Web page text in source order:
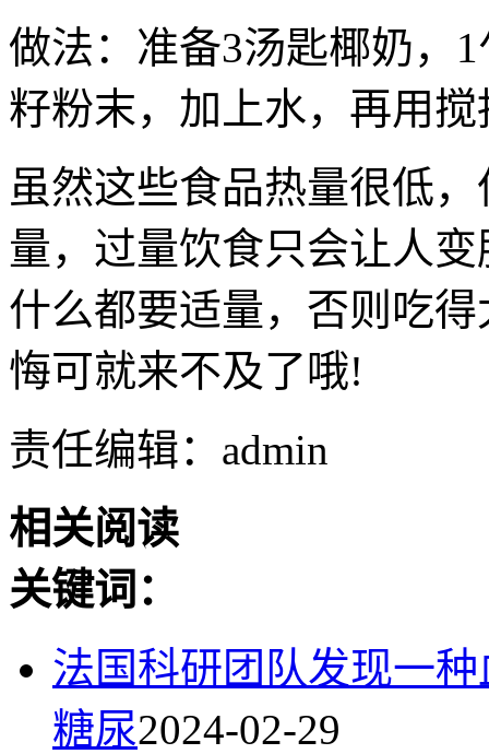
做法：准备3汤匙椰奶，
籽粉末，加上水，再用
虽然这些食品热量很低
量，过量饮食只会让人
什么都要适量，否则吃
悔可就来不及了哦!
责任编辑：admin
相关阅读
关键词：
法国科研团队发现一
糖尿2024-02-29